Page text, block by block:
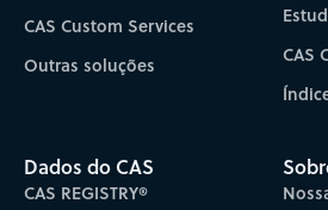
CAS Custom Services
Outras soluções
CAS
Dados do CAS
CAS REGISTRY®